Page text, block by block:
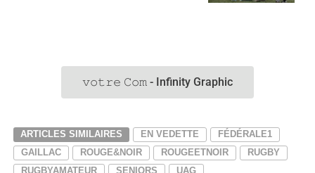
𝚟𝚘𝚝𝚛𝚎 𝙲𝚘𝚖 - Infinity Graphic
ARTICLES SIMILAIRES EN VEDETTE
FÉDÉRALE1
GAILLAC
ROUGE&NOIR ROUGEETNOIR
RUGBY
RUGBYAMATEUR
SENIORS UAG